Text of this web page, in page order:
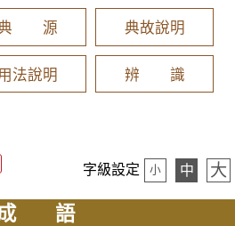
源 典故說明
法說明 辨 識
字級設定 小 中 大
語